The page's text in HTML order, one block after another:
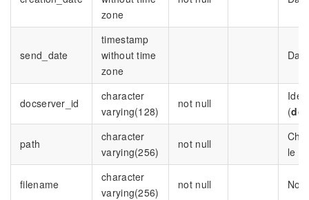
zone
send_date
timestamp
without time
zone
docserver_id
character
varying(128)
not null
(
path
character
varying(256)
not null
le
filename
character
varying(256)
not null